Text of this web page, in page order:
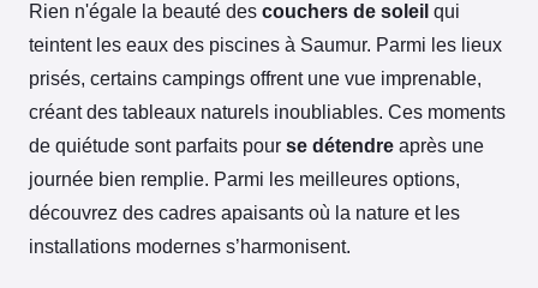
Rien n'égale la beauté des couchers de soleil qui
teintent les eaux des piscines à Saumur. Parmi les lieux
prisés, certains campings offrent une vue imprenable,
créant des tableaux naturels inoubliables. Ces moments
de quiétude sont parfaits pour se détendre après une
journée bien remplie. Parmi les meilleures options,
découvrez des cadres apaisants où la nature et les
installations modernes s’harmonisent.